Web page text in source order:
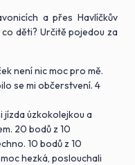
a přes Havlíčkův
děti? Určitě pojedou za
není nic moc pro mě.
se mi občerstvení. 4
jízda úzkokolejkou a
20 bodů z 10
10 bodů z 10
hezká, poslouchali